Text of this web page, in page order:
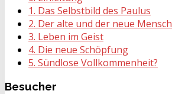
1. Das Selbstbild des Paulus
2. Der alte und der neue Mensch
3. Leben im Geist
4. Die neue Schöpfung
5. Sündlose Vollkommenheit?
Besucher